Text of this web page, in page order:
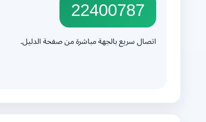
22400787
اتصال سريع بالجهة مباشرة من صفحة الدليل.